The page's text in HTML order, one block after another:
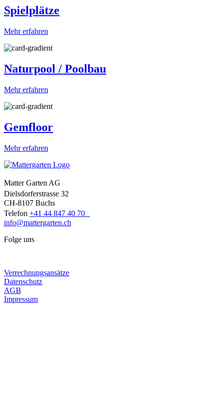
Spielplätze
Mehr erfahren
Naturpool / Poolbau
Mehr erfahren
Gemfloor
Mehr erfahren
Matter Garten AG
Dielsdorferstrasse 32
CH-8107 Buchs
Telefon +41 44 847 40 70
info@mattergarten.ch
Folge uns
Verrechnungsansätze
Datenschutz
AGB
Impressum